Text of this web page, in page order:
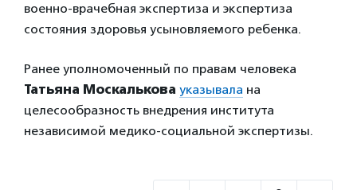
военно-врачебная экспертиза и экспертиза
состояния здоровья усыновляемого ребенка.
Ранее уполномоченный по правам человека
Татьяна Москалькова указывала на
целесообразность внедрения института
независимой медико-социальной экспертизы.